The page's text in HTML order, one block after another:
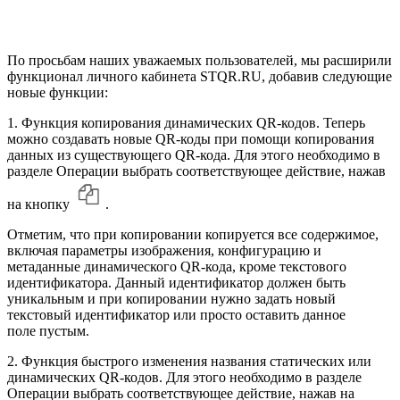
По просьбам наших уважаемых пользователей, мы расширили
функционал личного кабинета STQR.RU, добавив следующие
новые функции:
1. Функция копирования динамических QR-кодов. Теперь
можно создавать новые QR-коды при помощи копирования
данных из существующего QR-кода. Для этого необходимо в
разделе Операции выбрать соответствующее действие, нажав
на кнопку
.
Отметим, что при копировании копируется все содержимое,
включая параметры изображения, конфигурацию и
метаданные динамического QR-кода, кроме текстового
идентификатора. Данный идентификатор должен быть
уникальным и при копировании нужно задать новый
текстовый идентификатор или просто оставить данное
поле пустым.
2. Функция быстрого изменения названия статических или
динамических QR-кодов. Для этого необходимо в разделе
Операции выбрать соответствующее действие, нажав на